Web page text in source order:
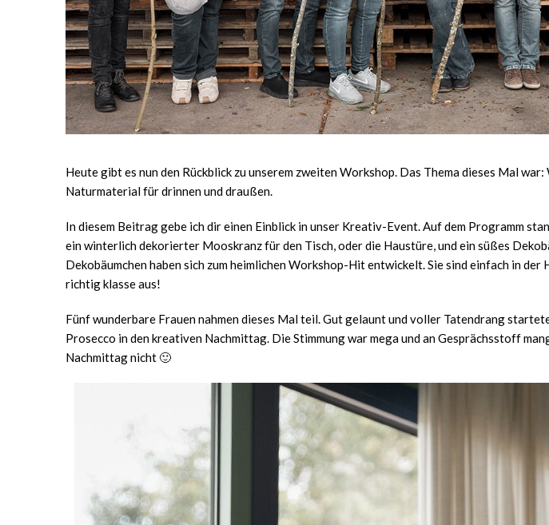
Heute gibt es nun den Rückblick zu unserem zweiten Workshop. Das Thema dieses Mal
Naturmaterial für drinnen und draußen.
In diesem Beitrag gebe ich dir einen Einblick in unser Kreativ-Event. Auf dem Programm
ein winterlich dekorierter Mooskranz für den Tisch, oder die Haustüre, und ein süßes
Dekobäumchen haben sich zum heimlichen Workshop-Hit entwickelt. Sie sind einfach in der
richtig klasse aus!
Fünf wunderbare Frauen nahmen dieses Mal teil. Gut gelaunt und voller Tatendrang
Prosecco in den kreativen Nachmittag. Die Stimmung war mega und an Gesprächsstoff
Nachmittag nicht 🙂